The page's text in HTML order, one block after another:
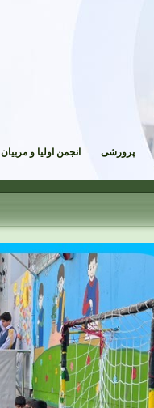
پرورشی انجمن اولیا و مربیان